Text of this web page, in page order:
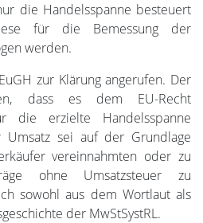
die Handelsspanne besteuert
für die Bemessung der
werden.
zur Klärung angerufen. Der
dass es dem EU-Recht
die erzielte Handelsspanne
Umsatz sei auf der Grundlage
vereinnahmten oder zu
ohne Umsatzsteuer zu
sowohl aus dem Wortlaut als
der MwStSystRL.